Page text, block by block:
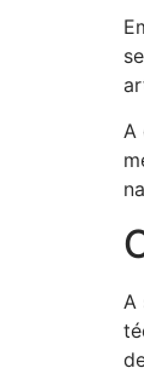
A
A